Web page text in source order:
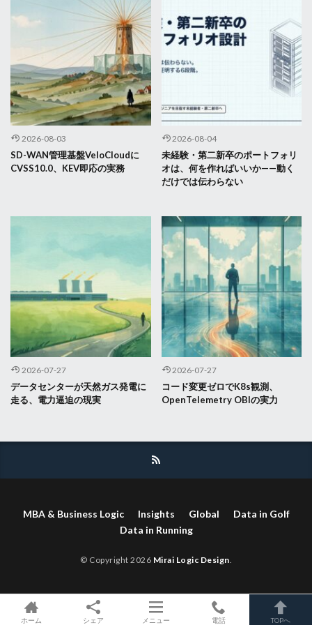
2026-08-03
SD-WAN管理基盤VeloCloudに
CVSS10.0、KEV即応の実務
2026-08-04
未経験・第二新卒のポートフォリ
オは、何を作ればいいか——動く
だけでは伝わらない
2026-07-27
データセンターが天然ガス発電に
走る、電力逼迫の現実
2026-07-27
コード変更ゼロでK8s観測、
OpenTelemetry OBIの実力
MBA & Business Logic Insights Global
Data in Golf
Data in Running
© Copyright 2026 Mirai Logic Design
ホーム シェア メニュー 電話 TOPへ